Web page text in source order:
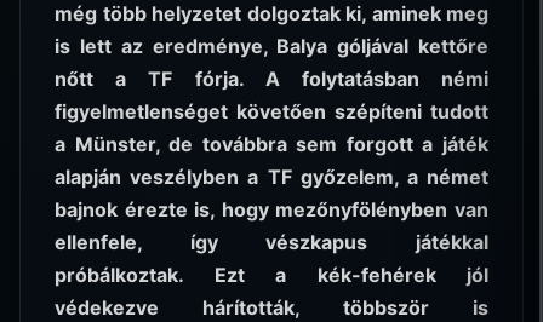
még több helyzetet dolgoztak ki, aminek meg
is lett az eredménye, Balya góljával kettőre
nőtt a TF fórja. A folytatásban némi
figyelmetlenséget követően szépíteni tudott
a Münster, de továbbra sem forgott a játék
alapján veszélyben a TF győzelem, a német
bajnok érezte is, hogy mezőnyfölényben van
ellenfele, így vészkapus játékkal
próbálkoztak. Ezt a kék-fehérek jól
védekezve hárították, többször is